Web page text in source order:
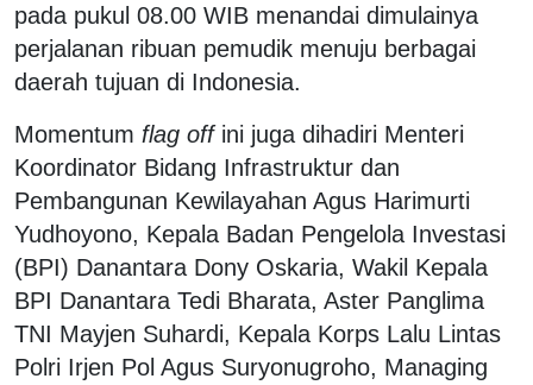
pada pukul 08.00 WIB menandai dimulainya
perjalanan ribuan pemudik menuju berbagai
daerah tujuan di Indonesia.
Momentum flag offini juga dihadiri Menteri
Koordinator Bidang Infrastruktur dan
Pembangunan Kewilayahan Agus Harimurti
Yudhoyono, Kepala Badan Pengelola Investasi
(BPI) Danantara Dony Oskaria, Wakil Kepala
BPI Danantara Tedi Bharata, Aster Panglima
TNI Mayjen Suhardi, Kepala Korps Lalu Lintas
Polri Irjen Pol Agus Suryonugroho, Managing